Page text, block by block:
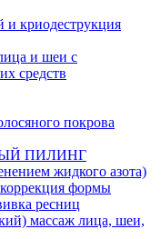
и криодеструкция
и шеи с
средств
покрова
ПИЛИНГ
жидкого азота)
формы
ресниц
массаж лица, шеи,